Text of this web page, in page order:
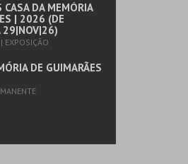
CASA DA MEMÓRIA
| 2026 (DE
29|NOV|26)
EXPOSIÇÃO
DE GUIMARÃES